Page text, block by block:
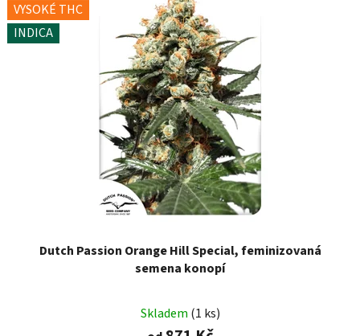
VYSOKÉ THC
INDICA
Dutch Passion Orange Hill Special, feminizovaná
semena konopí
Skladem (1 ks)